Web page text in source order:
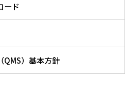
ード
QMS）基本方針